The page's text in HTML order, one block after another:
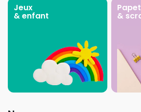
Jeux
& enfant &